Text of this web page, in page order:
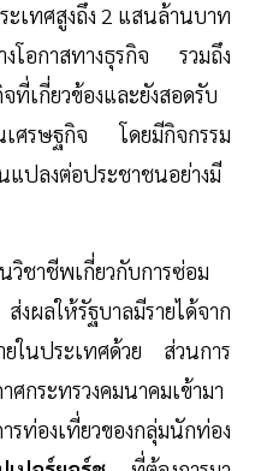
ะเทศสูงถึง 2 แสนล้านบาท
โอกาสทางธุรกิจ รวมถึง
ที่เกี่ยวข้องและยังสอดรับ
เศรษฐกิจ โดยมีกิจกรรม
แปลงต่อประชาชนอย่างมี
วิชาชีพเกี่ยวกับการซ่อม
ผลให้รัฐบาลมีรายได้จาก
ยในประเทศด้วย ส่วนการ
ศกระทรวงคมนาคมเข้ามา
ท่องเที่ยวของกลุ่มนักท่อง